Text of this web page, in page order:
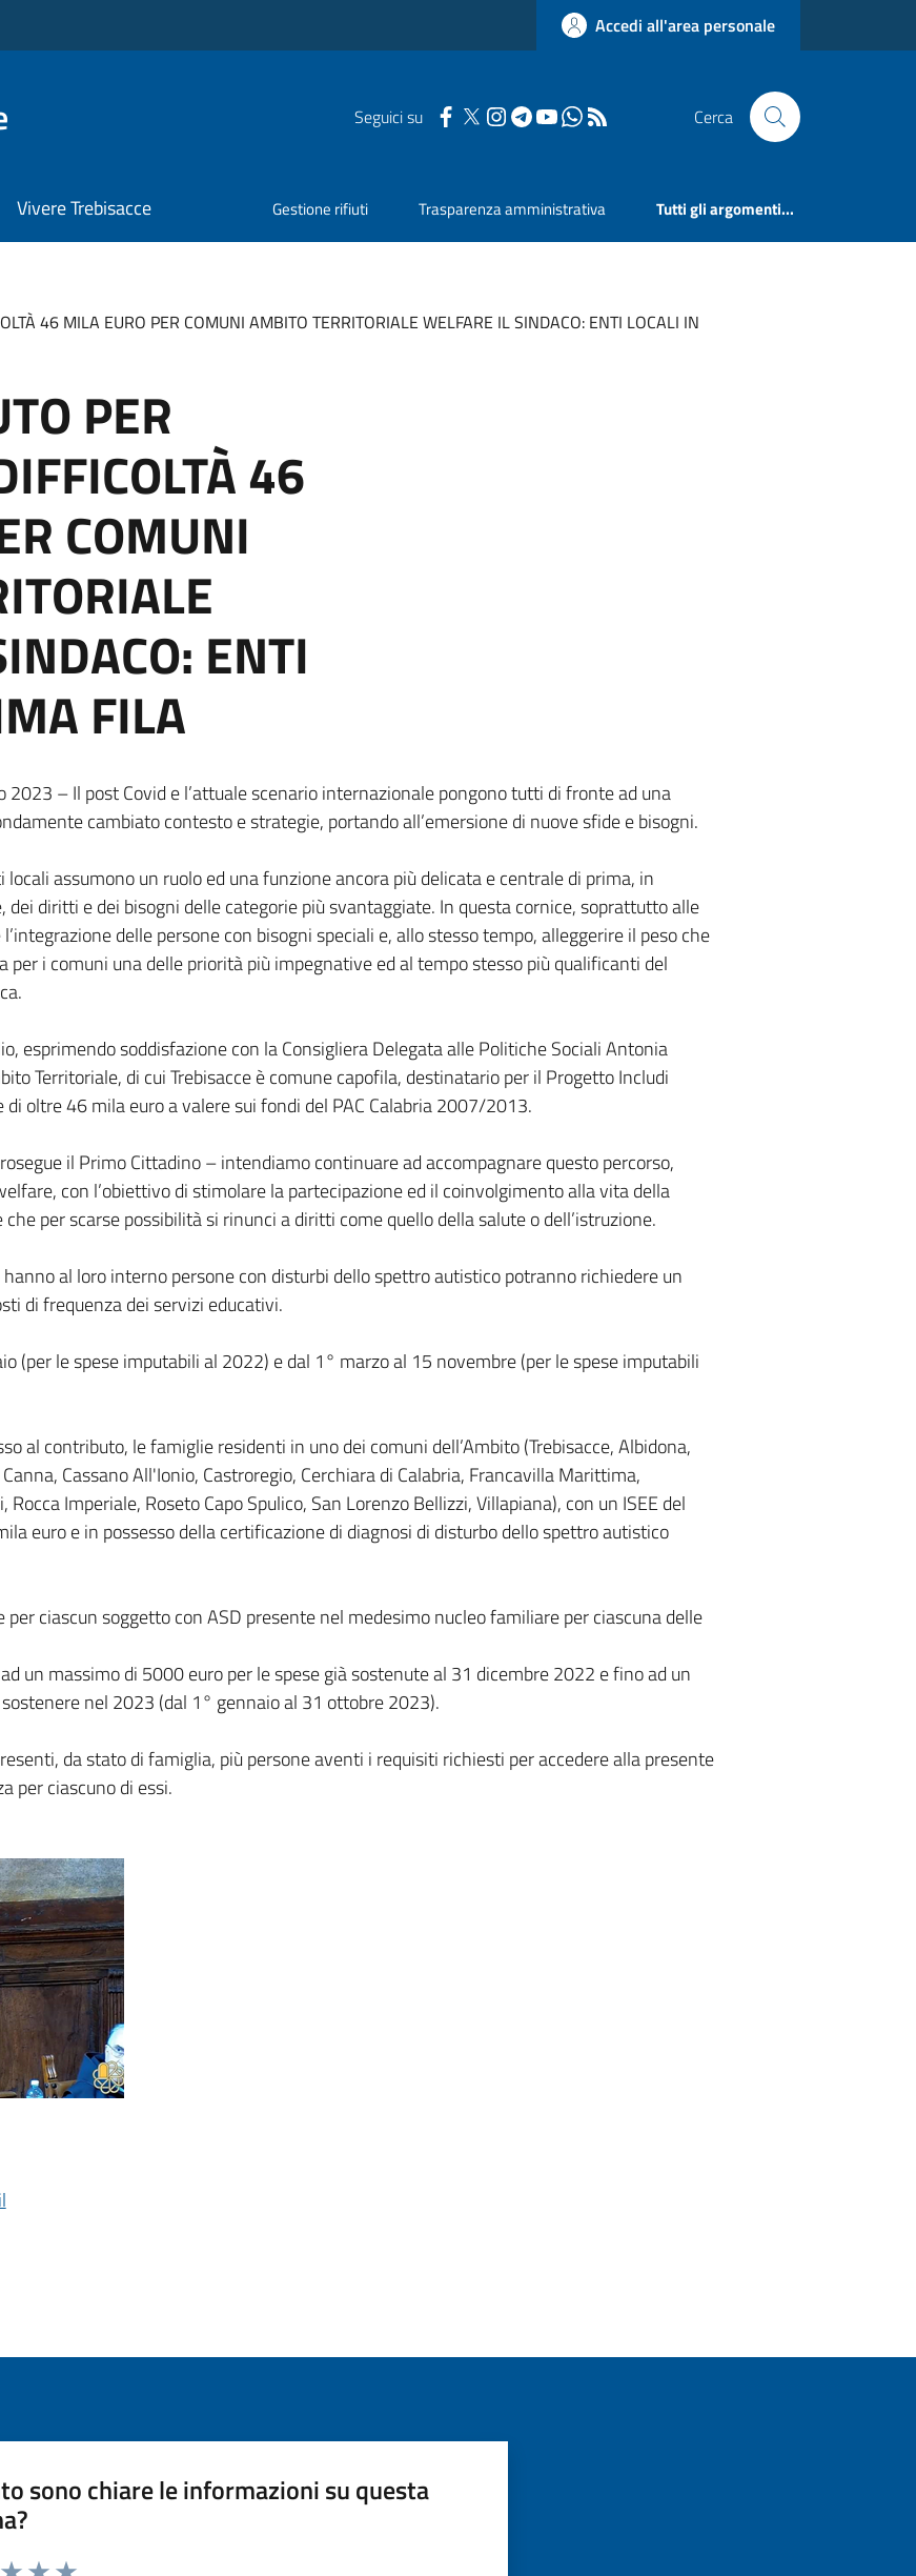
Accedi all'area personale
Seguici su Cerca
Vivere Trebisacce Gestione rifiuti Trasparenza amministrativa Tutti gli argomenti...
46 MILA EURO PER COMUNI AMBITO TERRITORIALE WELFARE IL SINDACO: ENTI LOCALI IN
PER
46
COMUNI
ENTI
FILA
2023 – Il post Covid e l’attuale scenario internazionale pongono tutti di fronte ad una
cambiato contesto e strategie, portando all’emersione di nuove sfide e bisogni.
assumono un ruolo ed una funzione ancora più delicata e centrale di prima, in
diritti e dei bisogni delle categorie più svantaggiate. In questa cornice, soprattutto alle
delle persone con bisogni speciali e, allo stesso tempo, alleggerire il peso che
per i comuni una delle priorità più impegnative ed al tempo stesso più qualificanti del
esprimendo soddisfazione con la Consigliera Delegata alle Politiche Sociali Antonia
Territoriale, di cui Trebisacce è comune capofila, destinatario per il Progetto Includi
oltre 46 mila euro a valere sui fondi del PAC Calabria 2007/2013.
il Primo Cittadino – intendiamo continuare ad accompagnare questo percorso,
con l’obiettivo di stimolare la partecipazione ed il coinvolgimento alla vita della
per scarse possibilità si rinunci a diritti come quello della salute o dell’istruzione.
al loro interno persone con disturbi dello spettro autistico potranno richiedere un
di frequenza dei servizi educativi.
(per le spese imputabili al 2022) e dal 1° marzo al 15 novembre (per le spese imputabili
al contributo, le famiglie residenti in uno dei comuni dell’Ambito (Trebisacce, Albidona,
Cassano All'Ionio, Castroregio, Cerchiara di Calabria, Francavilla Marittima,
Imperiale, Roseto Capo Spulico, San Lorenzo Bellizzi, Villapiana), con un ISEE del
euro e in possesso della certificazione di diagnosi di disturbo dello spettro autistico
ciascun soggetto con ASD presente nel medesimo nucleo familiare per ciascuna delle
un massimo di 5000 euro per le spese già sostenute al 31 dicembre 2022 e fino ad un
nel 2023 (dal 1° gennaio al 31 ottobre 2023).
da stato di famiglia, più persone aventi i requisiti richiesti per accedere alla presente
per ciascuno di essi.
sono chiare le informazioni su questa
a 5 stelle la pagina